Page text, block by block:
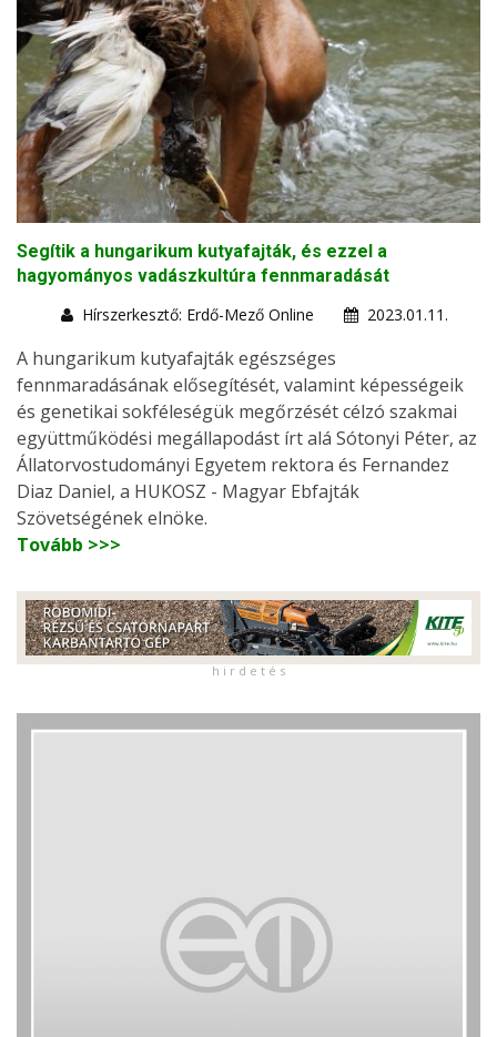
Segítik a hungarikum kutyafajták, és ezzel a
hagyományos vadászkultúra fennmaradását
Hírszerkesztő: Erdő-Mező Online
2023.01.11.
A hungarikum kutyafajták egészséges
fennmaradásának elősegítését, valamint képességeik
és genetikai sokféleségük megőrzését célzó szakmai
együttműködési megállapodást írt alá Sótonyi Péter, az
Állatorvostudományi Egyetem rektora és Fernandez
Diaz Daniel, a HUKOSZ - Magyar Ebfajták
Szövetségének elnöke.
Tovább >>>
h i r d e t é s